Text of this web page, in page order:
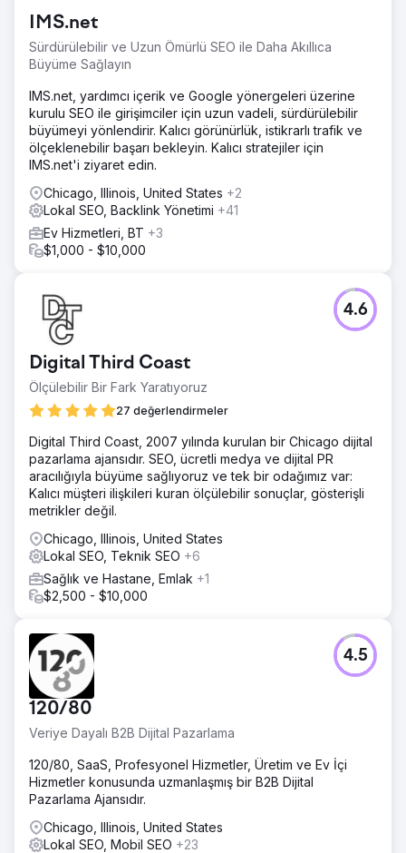
algoritmalarına karşı sıralamada yer almakta zorlanıyordu.
Amaç, tıbbi içerik politikalarını ihlal etmeden hizmetleri ile
arama amacı arasındaki boşluğu kapatmak ve atıl bir siteyi
potansiyel müşteri üreten bir platforma dönüştürmekti.
Çözüm
Tıbbi estetiğin hassas doğasına uygun bütüncül bir strateji
uyguladık. Web sitesini performans odaklı olarak yeniden
yapılandırdık ve EEAT (Deneyim, Uzmanlık, Otorite,
Güven) odaklı bir içerik stratejisi geliştirdik. Tıbbi
otoritesini doğrulamak için buna agresif İtibar Yönetimi ve
Yerel SEO en iyi uygulamalarını (sayfa içi optimizasyon ve
yerel alıntılar) ekledik.
Sonuç
konumunda. Sektör kısıtlamalarını başarıyla aşarak, hedef
hizmet anahtar kelimelerinin %90'ı için ilk 3'te (Harita
Paketi ve Organik) yer almayı başardık. Strateji, çevrimiçi
görünürlüğünü yüksek değerli hizmet menüsüyle başarılı
bir şekilde uyumlu hale getirerek yerel pazarda hakimiyet
kurmasını sağladı.
Ajans sayfasına git
IMS.net
Sürdürülebilir ve Uzun Ömürlü SEO ile Daha Akıllıca
Büyüme Sağlayın
IMS.net, yardımcı içerik ve Google yönergeleri üzerine
kurulu SEO ile girişimciler için uzun vadeli, sürdürülebilir
büyümeyi yönlendirir. Kalıcı görünürlük, istikrarlı trafik ve
ölçeklenebilir başarı bekleyin. Kalıcı stratejiler için
IMS.net'i ziyaret edin.
Chicago, Illinois, United States +2
Lokal SEO, Backlink Yönetimi +41
Ev Hizmetleri, BT +3
$1,000 - $10,000
Digital Third Coast
Ölçülebilir Bir Fark Yaratıyoruz
27 değerlendirmeler
4.6
Digital Third Coast, 2007 yılında kurulan bir Chicago dijital
pazarlama ajansıdır. SEO, ücretli medya ve dijital PR
aracılığıyla büyüme sağlıyoruz ve tek bir odağımız var:
Kalıcı müşteri ilişkileri kuran ölçülebilir sonuçlar, gösterişli
metrikler değil.
Chicago, Illinois, United States
Lokal SEO, Teknik SEO +6
Sağlık ve Hastane, Emlak +1
$2,500 - $10,000
120/80
Veriye Dayalı B2B Dijital Pazarlama
4.5
120/80, SaaS, Profesyonel Hizmetler, Üretim ve Ev İçi
Hizmetler konusunda uzmanlaşmış bir B2B Dijital
Pazarlama Ajansıdır.
Chicago, Illinois, United States
Lokal SEO, Mobil SEO +23